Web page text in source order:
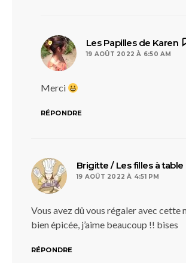
Les Papilles de Karen
19 AOÛT 2022 À 6:50 AM
Merci
RÉPONDRE
Brigitte / Les filles à table
19 AOÛT 2022 À 4:51 PM
Vous avez dû vous régaler avec cette
bien épicée, j’aime beaucoup !! bises
RÉPONDRE